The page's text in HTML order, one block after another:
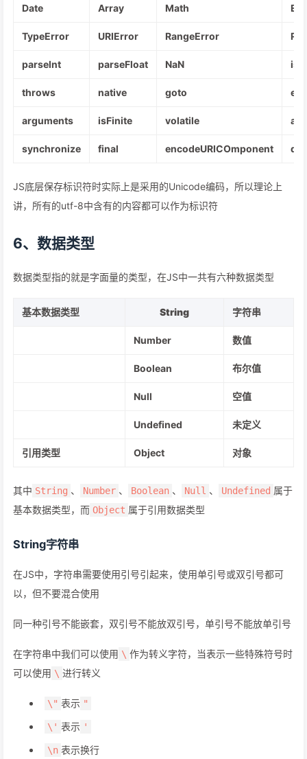
Date Array Math
TypeError URIError RangeError
parselnt parseFloat NaN
throws native goto
arguments isFinite volatile
synchronize final encodeURICOmponent
JS底层保存标识符时实际上是采用的Unicode编码，所以理论上
讲，所有的utf-8中含有的内容都可以作为标识符
6、数据类型
数据类型指的就是字面量的类型，在JS中一共有六种数据类型
基本数据类型 String 字符串
Number 数值
Boolean 布尔值
Null 空值
Undefined 未定义
引用类型 Object 对象
其中 String 、 Number 、 Boolean 、 Null 、 Undefined 属于
基本数据类型，而 Object 属于引用数据类型
String字符串
在JS中，字符串需要使用引号引起来，使用单引号或双引号都可
以，但不要混合使用
同一种引号不能嵌套，双引号不能放双引号，单引号不能放单引号
在字符串中我们可以使用 \ 作为转义字符，当表示一些特殊符号时
可以使用 \ 进行转义
\" 表示 "
\' 表示 '
\n 表示换行